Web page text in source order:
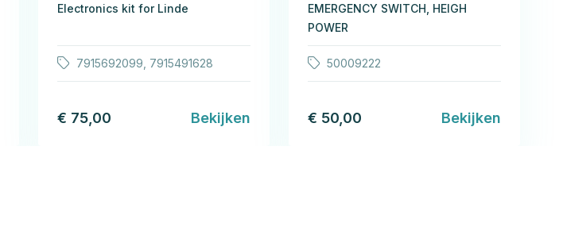
Electronics kit for Linde
7915692099, 7915491628
€ 75,00 Bekijken
EMERGENCY SWITCH, HEIGH
POWER
50009222
€ 50,00 Bekijken